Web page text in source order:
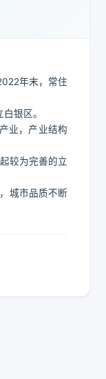
年末，常住
银区。
业，产业结构
较为完善的立
城市品质不断